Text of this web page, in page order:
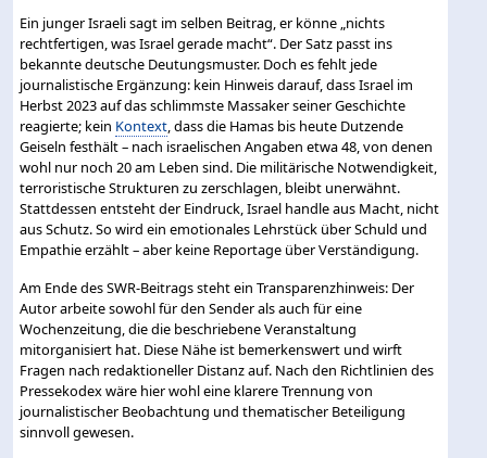
Ein junger Israeli sagt im selben Beitrag, er könne „nichts
rechtfertigen, was Israel gerade macht“. Der Satz passt ins
bekannte deutsche Deutungsmuster. Doch es fehlt jede
journalistische Ergänzung: kein Hinweis darauf, dass Israel im
Herbst 2023 auf das schlimmste Massaker seiner Geschichte
reagierte; kein Kontext, dass die Hamas bis heute Dutzende
Geiseln festhält – nach israelischen Angaben etwa 48, von denen
wohl nur noch 20 am Leben sind. Die militärische Notwendigkeit,
terroristische Strukturen zu zerschlagen, bleibt unerwähnt.
Stattdessen entsteht der Eindruck, Israel handle aus Macht, nicht
aus Schutz. So wird ein emotionales Lehrstück über Schuld und
Empathie erzählt – aber keine Reportage über Verständigung.
Am Ende des SWR-Beitrags steht ein Transparenzhinweis: Der
Autor arbeite sowohl für den Sender als auch für eine
Wochenzeitung, die die beschriebene Veranstaltung
mitorganisiert hat. Diese Nähe ist bemerkenswert und wirft
Fragen nach redaktioneller Distanz auf. Nach den Richtlinien des
Pressekodex wäre hier wohl eine klarere Trennung von
journalistischer Beobachtung und thematischer Beteiligung
sinnvoll gewesen.